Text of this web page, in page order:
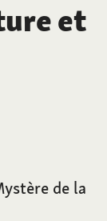
et
de la